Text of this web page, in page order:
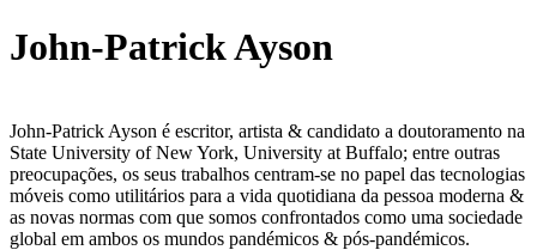
John-Patrick Ayson
John-Patrick Ayson é escritor, artista & candidato a doutoramento na
State University of New York, University at Buffalo; entre outras
preocupações, os seus trabalhos centram-se no papel das tecnologias
móveis como utilitários para a vida quotidiana da pessoa moderna &
as novas normas com que somos confrontados como uma sociedade
global em ambos os mundos pandémicos & pós-pandémicos.